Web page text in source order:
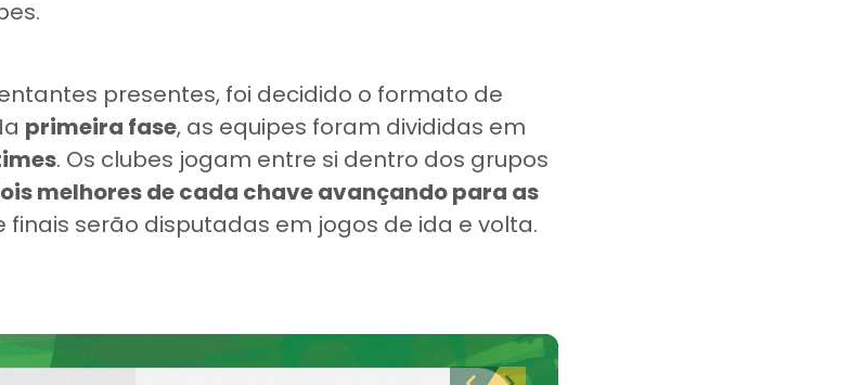
presentes, foi decidido o formato de
primeira fase, as equipes foram divididas em
. Os clubes jogam entre si dentro dos grupos
melhores de cada chave avançando para as
finais serão disputadas em jogos de ida e volta.